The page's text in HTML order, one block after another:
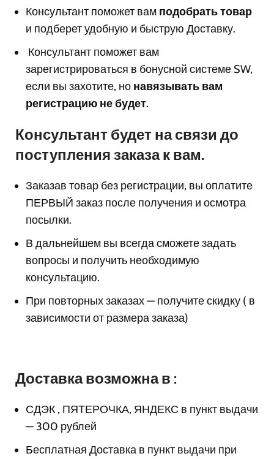
Консультант поможет вам подобрать товар
и подберет удобную и быструю Доставку.
Консультант поможет вам
зарегистрироваться в бонусной системе SW,
если вы захотите, но навязывать вам
регистрацию не будет.
Консультант будет на связи до
поступления заказа к вам.
Заказав товар без регистрации, вы оплатите
ПЕРВЫЙ заказ после получения и осмотра
посылки.
В дальнейшем вы всегда сможете задать
вопросы и получить необходимую
консультацию.
При повторных заказах — получите скидку ( в
зависимости от размера заказа)
Доставка возможна в :
СДЭК , ПЯТЕРОЧКА, ЯНДЕКС в пункт выдачи
— 300 рублей
Бесплатная Доставка в пункт выдачи при